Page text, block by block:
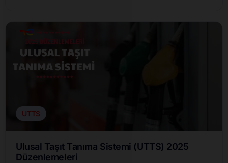
UTTS
Ulusal Taşıt Tanıma Sistemi (UTTS) 2025
Düzenlemeleri